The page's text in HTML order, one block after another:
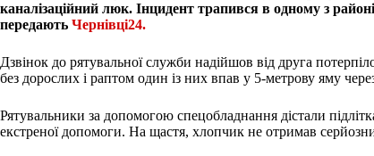
каналізаційний люк. Інцидент трапився в одному з
передають Чернівці24.
Дзвінок до рятувальної служби надійшов від друга
без дорослих і раптом один із них впав у 5-метрову яму
Рятувальники за допомогою спецобладнання дістали
екстреної допомоги. На щастя, хлопчик не отримав